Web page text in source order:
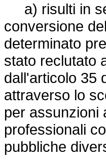
a) risulti in
conversione
determinato
stato reclutato
dall'articolo 35
attraverso lo
per assunzioni
professionali
pubbliche